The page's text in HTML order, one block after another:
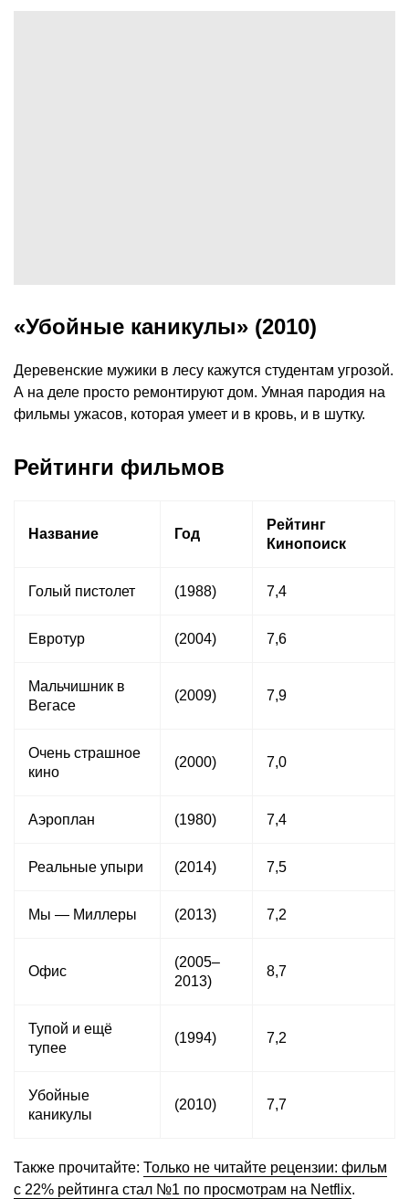
«Убойные каникулы» (2010)
Деревенские мужики в лесу кажутся студентам угрозой.
А на деле просто ремонтируют дом. Умная пародия на
фильмы ужасов, которая умеет и в кровь, и в шутку.
Рейтинги фильмов
Название Год
Рейтинг
Кинопоиск
Голый пистолет (1988) 7,4
Евротур (2004) 7,6
Мальчишник в
Вегасе
(2009) 7,9
Очень страшное
кино
(2000) 7,0
Аэроплан (1980) 7,4
Реальные упыри (2014) 7,5
Мы — Миллеры (2013) 7,2
Офис
(2005–
2013)
8,7
Тупой и ещё
тупее
(1994) 7,2
Убойные
каникулы
(2010) 7,7
Также прочитайте: Только не читайте рецензии: фильм
с 22% рейтинга стал №1 по просмотрам на Netflix.